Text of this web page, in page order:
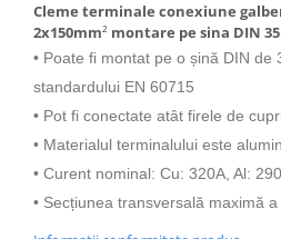
Cleme terminale conexiune
2x150mm² montare pe sina DIN
• Poate fi montat pe o șină DIN de
standardului EN 60715
• Pot fi conectate atât firele de
• Materialul terminalului este
• Curent nominal: Cu: 320A, Al:
• Secțiunea transversală maximă